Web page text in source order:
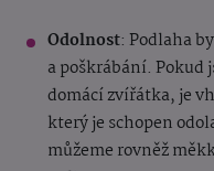
Odolnost: Podlaha
a poškrábání. Pokud
domácí zvířátka, je
který je schopen
můžeme rovněž